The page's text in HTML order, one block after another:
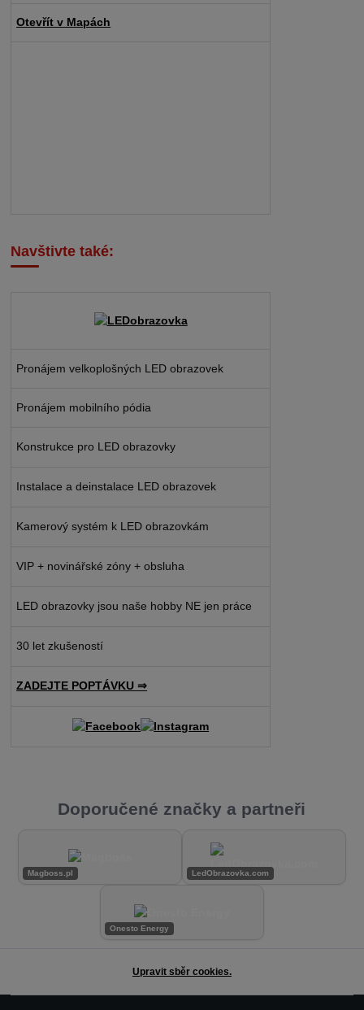
Otevřít v Mapách
Navštivte také:
Pronájem velkoplošných LED obrazovek
Pronájem mobilního pódia
Konstrukce pro LED obrazovky
Instalace a deinstalace LED obrazovek
Kamerový systém k LED obrazovkám
VIP + novinářské zóny + obsluha
LED obrazovky jsou naše hobby NE jen práce
30 let zkušeností
ZADEJTE POPTÁVKU ⇒
Doporučené značky a partneři
Magboss.pl LedObrazovka.com
Onesto Energy
Upravit sběr cookies.